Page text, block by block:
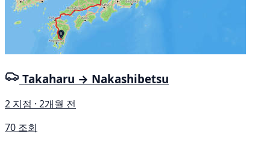
Takaharu → Nakashibetsu
2 지점 · 2개월 전
70 조회